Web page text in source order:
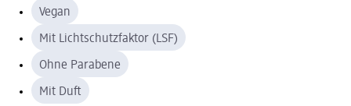
Vegan
Mit Lichtschutzfaktor (LSF)
Ohne Parabene
Mit Duft